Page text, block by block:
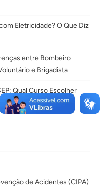
Eletricidade? O Que Diz
entre Bombeiro
e Brigadista
Qual Curso Escolher
de Acidentes (CIPA)